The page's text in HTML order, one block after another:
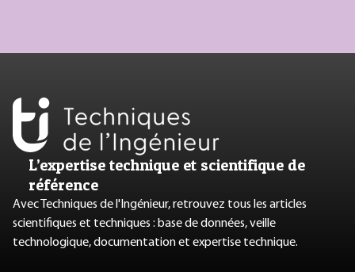
L’expertise technique et scientifique de
référence
Avec Techniques de l'Ingénieur, retrouvez tous les articles
scientifiques et techniques : base de données, veille
technologique, documentation et expertise technique.